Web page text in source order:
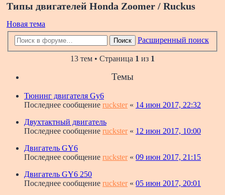
Типы двигателей Honda Zoomer / Ruckus
Новая тема
Поиск Расширенный поиск
13 тем • Страница 1 из 1
Темы
Тюнинг двигателя Gy6
Последнее сообщение ruckster« 14 июн 2017, 22:32
Двухтактный двигатель
Последнее сообщение ruckster« 12 июн 2017, 10:00
Двигатель GY6
Последнее сообщение ruckster« 09 июн 2017, 21:15
Двигатель GY6 250
Последнее сообщение ruckster« 05 июн 2017, 20:01